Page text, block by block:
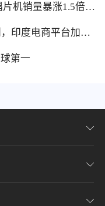
机销量暴涨1.5倍黑
印度电商平台加码
第一